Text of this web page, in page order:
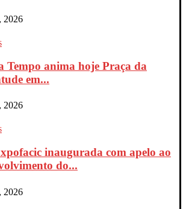
2026
Tempo anima hoje Praça da
em...
2026
inaugurada com apelo ao
do...
2026